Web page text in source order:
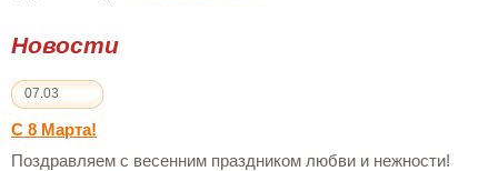
Новости
07.03
С 8 Марта!
Поздравляем с весенним праздником любви и нежности!